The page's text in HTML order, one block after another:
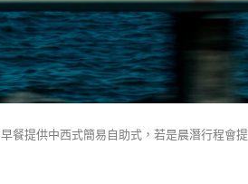
餐提供中西式簡易自助式，若是晨潛行程會